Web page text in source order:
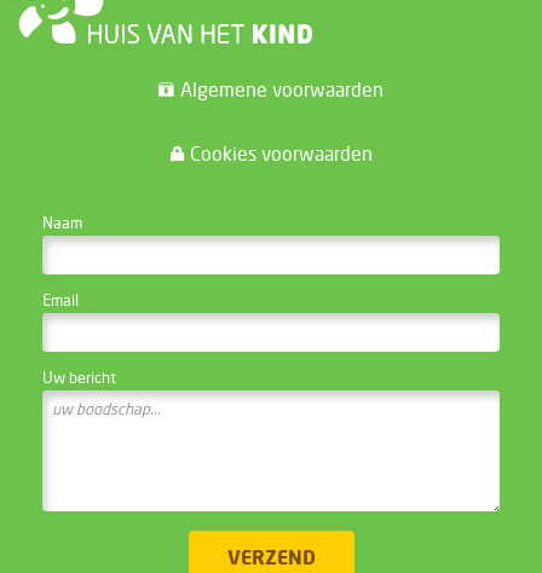
Algemene voorwaarden
Cookies voorwaarden
Naam
Email
Uw bericht
VERZEND